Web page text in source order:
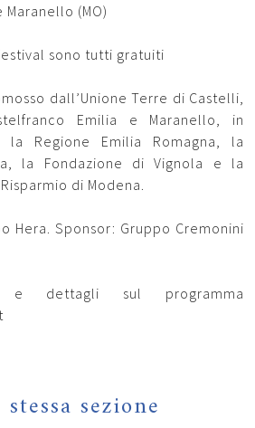
(MO)
sono tutti gratuiti
dall’Unione Terre di Castelli,
Emilia e Maranello, in
la Regione Emilia Romagna, la
la Fondazione di Vignola e la
di Modena.
Hera. Sponsor: Gruppo Cremonini
e dettagli sul programma
sezione